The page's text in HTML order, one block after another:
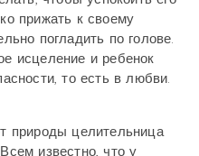
прижать к своему
погладить по голове.
исцеление и ребенок
то есть в любви.
целительница
известно, что у